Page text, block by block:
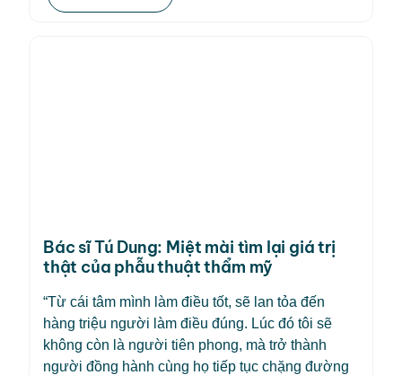
Bác sĩ Tú Dung: Miệt mài tìm lại giá trị
thật của phẫu thuật thẩm mỹ
“Từ cái tâm mình làm điều tốt, sẽ lan tỏa đến
hàng triệu người làm điều đúng. Lúc đó tôi sẽ
không còn là người tiên phong, mà trở thành
người đồng hành cùng họ tiếp tục chặng đường